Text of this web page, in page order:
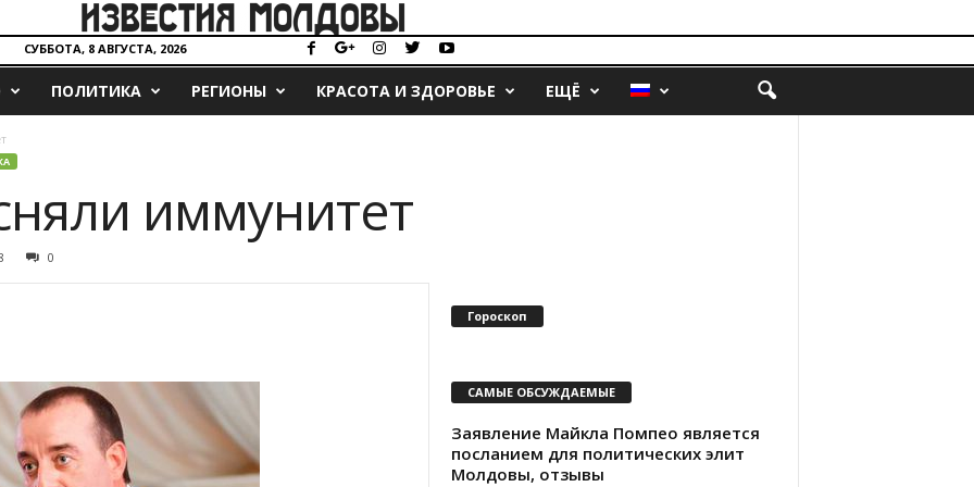
СУББОТА, 8 АВГУСТА, 2026
ПОЛИТИКА РЕГИОНЫ КРАСОТА И ЗДОРОВЬЕ ЕЩЁ
иммунитет
0
Гороскоп
САМЫЕ ОБСУЖДАЕМЫЕ
Заявление Майкла Помпео является
посланием для политических элит
Молдовы, отзывы